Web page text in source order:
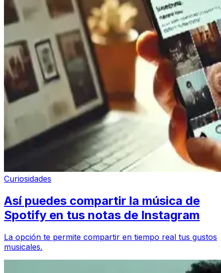
Curiosidades
Así puedes compartir la música de
Spotify en tus notas de Instagram
La opción te permite compartir en tiempo real tus gustos
musicales.